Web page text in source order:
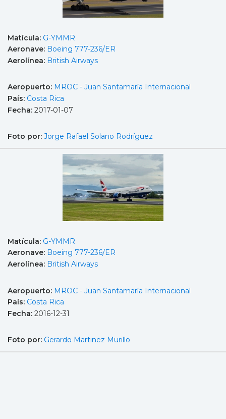
Matícula: G-YMMR
Aeronave: Boeing 777-236/ER
Aerolínea: British Airways
Aeropuerto: MROC - Juan Santamaría Internacional
País: Costa Rica
Fecha: 2017-01-07
Foto por: Jorge Rafael Solano Rodríguez
Matícula: G-YMMR
Aeronave: Boeing 777-236/ER
Aerolínea: British Airways
Aeropuerto: MROC - Juan Santamaría Internacional
País: Costa Rica
Fecha: 2016-12-31
Foto por: Gerardo Martinez Murillo